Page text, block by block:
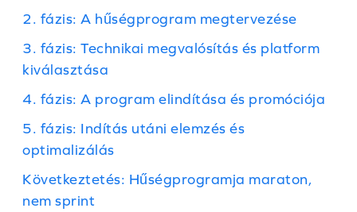
2. fázis: A hűségprogram megtervezése
3. fázis: Technikai megvalósítás és platform
kiválasztása
4. fázis: A program elindítása és promóciója
5. fázis: Indítás utáni elemzés és
optimalizálás
Következtetés: Hűségprogramja maraton,
nem sprint